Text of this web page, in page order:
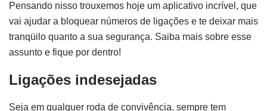
Pensando nisso trouxemos hoje um aplicativo incrível, que
vai ajudar a bloquear números de ligações e te deixar mais
tranqüilo quanto a sua segurança. Saiba mais sobre esse
assunto e fique por dentro!
Ligações indesejadas
Seja em qualquer roda de convivência, sempre tem